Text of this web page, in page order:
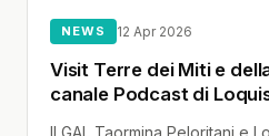
NEWS 12 Apr 2026
Visit Terre dei Miti e
canale Podcast di
Il GAL Taormina Peloritani e